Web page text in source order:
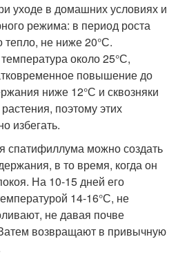
уходе в домашних условиях и
режима: в период роста
тепло, не ниже 20°С.
около 25°С,
повышение до
ниже 12°С и сквозняки
поэтому этих
избегать.
спатифиллума можно создать
в то время, когда он
На 10-15 дней его
14-16°С, не
не давая почве
возвращают в привычную